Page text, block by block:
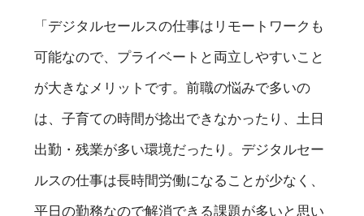
「デジタルセールスの仕事はリモートワークも
可能なので、プライベートと両立しやすいこと
が大きなメリットです。前職の悩みで多いの
は、子育ての時間が捻出できなかったり、土日
出勤・残業が多い環境だったり。デジタルセー
ルスの仕事は長時間労働になることが少なく、
平日の勤務なので解消できる課題が多いと思い